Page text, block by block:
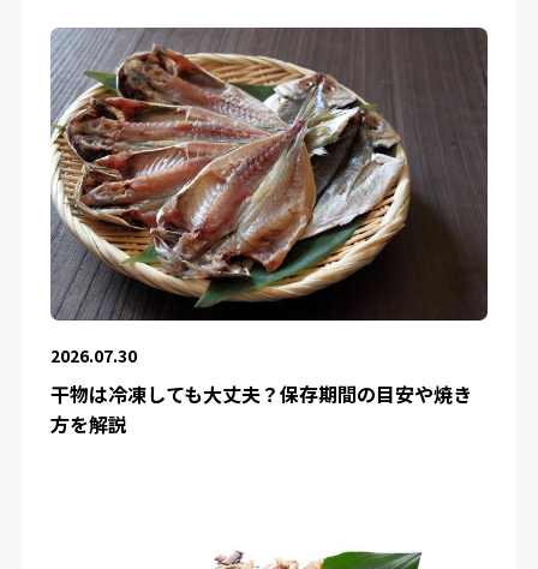
2026.07.30
干物は冷凍しても大丈夫？保存期間の目安や焼き
方を解説